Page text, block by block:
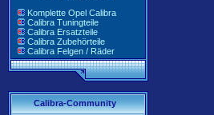
Komplette Opel Calibra
Calibra Tuningteile
Calibra Ersatzteile
Calibra Zubehörteile
Calibra Felgen / Räder
Calibra-Community